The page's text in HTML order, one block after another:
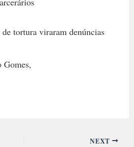
de tortura viraram denúncias
Gomes,
NEXT